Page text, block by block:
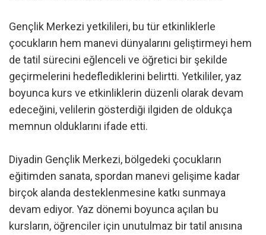
Gençlik Merkezi yetkilileri, bu tür etkinliklerle
çocukların hem manevi dünyalarını geliştirmeyi hem
de tatil sürecini eğlenceli ve öğretici bir şekilde
geçirmelerini hedeflediklerini belirtti. Yetkililer, yaz
boyunca kurs ve etkinliklerin düzenli olarak devam
edeceğini, velilerin gösterdiği ilgiden de oldukça
memnun olduklarını ifade etti.
Diyadin Gençlik Merkezi, bölgedeki çocukların
eğitimden sanata, spordan manevi gelişime kadar
birçok alanda desteklenmesine katkı sunmaya
devam ediyor. Yaz dönemi boyunca açılan bu
kursların, öğrenciler için unutulmaz bir tatil anısına